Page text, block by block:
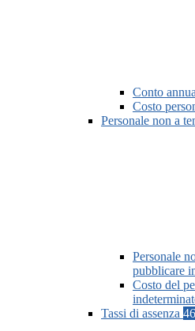
Conto
Costo
Personale non a
Personale
pubblicare
Costo del
Tassi di assenza 46